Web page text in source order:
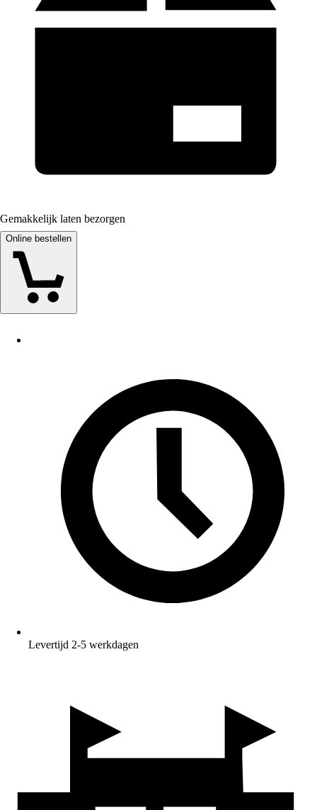
Gemakkelijk laten bezorgen
Online bestellen
Levertijd 2-5 werkdagen